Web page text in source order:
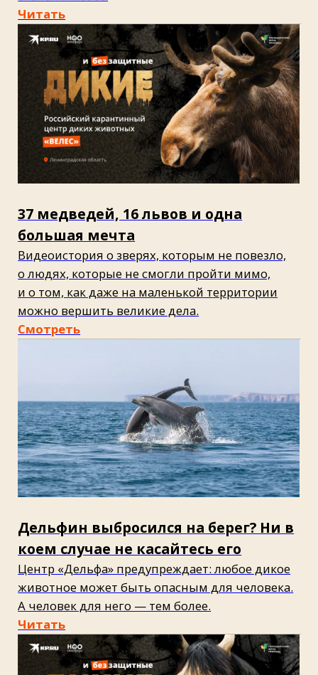
Читать
Судьба балобана: в надежде выжить
У краснокнижных соколов-балобанов
практически нет врагов в природе, зато
прекрасная птица оказалась на грани
вымирания. О тех, кто посвятил жизнь
спасению этих пернатых — в нашей
видеоистории.
Апрель 2026